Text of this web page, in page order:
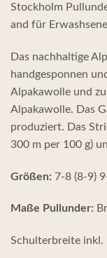
Stockholm
and für Erwashsene
Das nachhaltige
handgesponnen
Alpakawolle und
Alpakawolle. Das
produziert. Das
300 m per 100 g)
Größen: 7-8 (8-9)
Maße Pullunder:
Schulterbreite inkl.